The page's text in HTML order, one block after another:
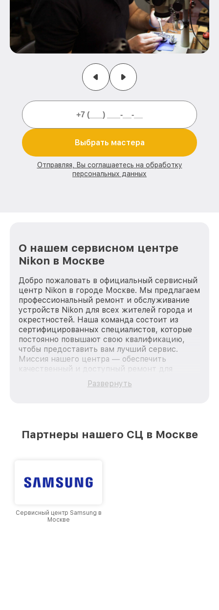
Выбрать мастера
Отправляя, Вы соглашаетесь на обработку
персональных данных
О нашем сервисном центре
Nikon в Москве
Добро пожаловать в официальный сервисный
центр Nikon в городе Москве. Мы предлагаем
профессиональный ремонт и обслуживание
устройств Nikon для всех жителей города и
окрестностей. Наша команда состоит из
сертифицированных специалистов, которые
постоянно повышают свою квалификацию,
чтобы предоставить вам лучший сервис.
Миссия нашего центра — обеспечить
качественный и доступный ремонт для
каждого пользователя продукции Nikon, вне
зависимости от сложности поломки. Мы
Москве, постоянно повышая уровень доверия
Развернуть
Партнеры нашего СЦ в Москве
Сервисный центр Samsung в
Москве